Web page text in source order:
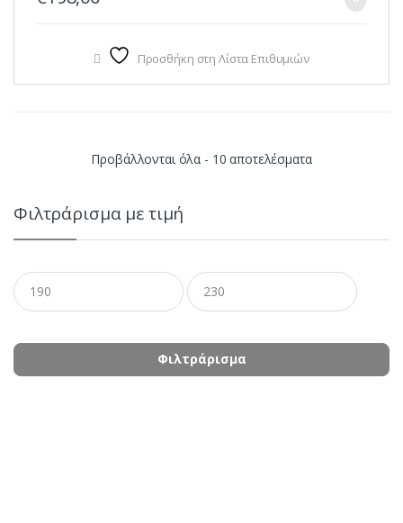
Προσθήκη στη Λίστα Επιθυμιών
Προβάλλονται όλα - 10 αποτελέσματαSorted
Φιλτράρισμα με τιμή
Ελάχιστη
τιμή
Μέγιστη
τιμή
Φιλτράρισμα